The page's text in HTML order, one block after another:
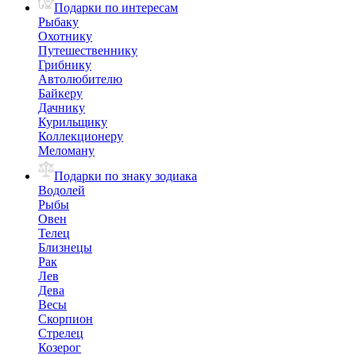
Подарки по интересам
Рыбаку
Охотнику
Путешественнику
Грибнику
Автолюбителю
Байкеру
Дачнику
Курильщику
Коллекционеру
Меломану
Подарки по знаку зодиака
Водолей
Рыбы
Овен
Телец
Близнецы
Рак
Лев
Дева
Весы
Скорпион
Стрелец
Козерог